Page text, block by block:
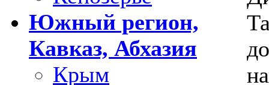
Южный регион,
Кавказ, Абхазия
Крым